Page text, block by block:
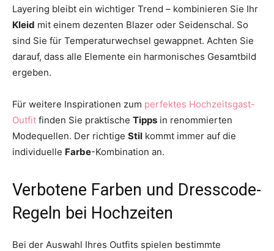
Layering bleibt ein wichtiger Trend – kombinieren Sie Ihr
Kleid mit einem dezenten Blazer oder Seidenschal. So
sind Sie für Temperaturwechsel gewappnet. Achten Sie
darauf, dass alle Elemente ein harmonisches Gesamtbild
ergeben.
Für weitere Inspirationen zum perfektes Hochzeitsgast-
Outfit finden Sie praktische Tipps in renommierten
Modequellen. Der richtige Stil kommt immer auf die
individuelle Farbe-Kombination an.
Verbotene Farben und Dresscode-
Regeln bei Hochzeiten
Bei der Auswahl Ihres Outfits spielen bestimmte